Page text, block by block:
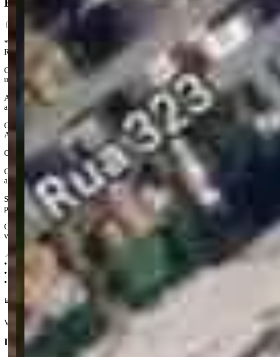
*Preço estimado com base em análise de mercado, com caráter exclusivamente
Registro da Incorporação. Os interessados em adquirir unidades no futuro poderão
O Domani é um empreendimento da WSelent localizado no bairro Perequê, em
unidade possui também 2 vagas de garagem e há opções de varanda com
A área de lazer se distribui em 2 pavimentos e totaliza 632 m², com ambientes
academia equipada.
Outros ambientes que completam a experiência e agregam mais comodidade são o
Além disso, a estrutura de circulação inclui 2 elevador sociais e um de serviço.
O nome Domani, que em italiano significa "amanhã", expressa a essência do
O Domani está localizado no bairro Perequê, em Porto Belo, uma das regiões mais
além de estar a apenas 4 km do Centro.
Situado na Avenida Hironildo Conceição dos Santos, o entorno oferece uma ampla
prédio. O empreendimento também está próximo ao Parque da Lagoa do Perequê,
Outro ponto estratégico é a proximidade com o píer de Itapema, que passará por
valorizando ainda mais a região. Além disso, Perequê faz limite com a famosa Meia
📍 Localização:
• 650 m da Praia de Perequê
• 1,2 km do Píer Oporto
• 1,5 km do Parque da Lagoa do Perequê
📅 Entrega em dezembro 2031
Ver mais
Informações principais